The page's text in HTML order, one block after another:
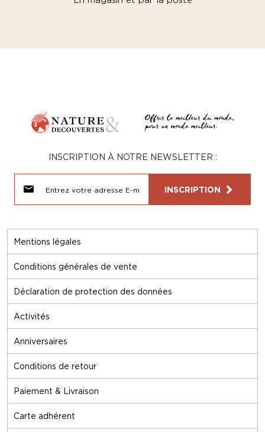
Mentions légales
Conditions générales de vente
Déclaration de protection des données
Activités
Anniversaires
Conditions de retour
Paiement & Livraison
Carte adhérent
INSCRIPTION À NOTRE NEWSLETTER :
INSCRIPTION